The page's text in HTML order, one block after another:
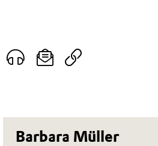
Barbara Müller